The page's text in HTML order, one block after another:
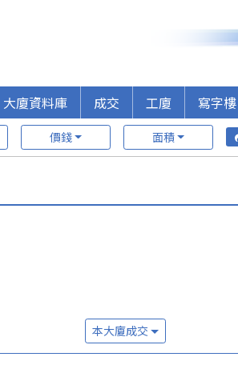
大廈資料庫 成交 工廈 寫字樓
價錢 面積
本大廈成交